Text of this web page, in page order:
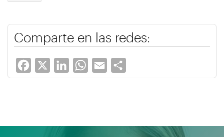
Comparte en las redes:
Facebook LinkedInWhatsApp
Email